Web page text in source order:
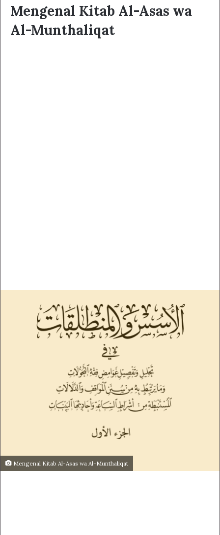
Mengenal Kitab Al-Asas wa
Al-Munthaliqat
Mengenal Kitab Al-Asas wa Al-Munthaliqat